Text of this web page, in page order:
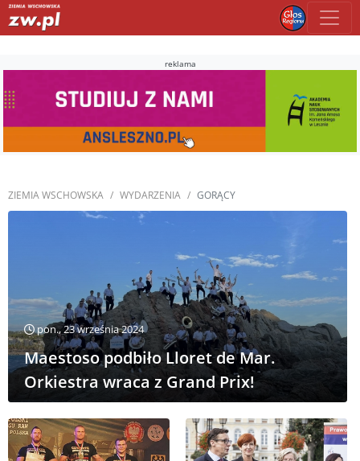
reklama
ZIEMIA WSCHOWSKA WYDARZENIA GORĄCY
pon., 23 września 2024
Maestoso podbiło Lloret de Mar.
Orkiestra wraca z Grand Prix!